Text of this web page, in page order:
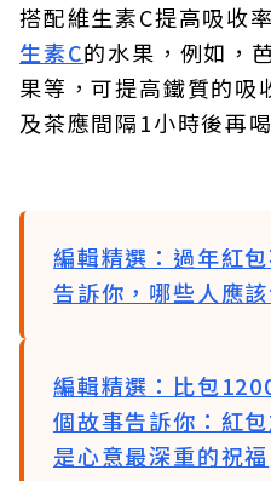
搭配維生素C提高吸收
生素C的水果，例如，
果等，可提高鐵質的吸
及茶應間隔1小時後再
編輯精選：過年紅
告訴你，哪些人應
編輯精選：比包
個故事告訴你：紅
是心意最深重的祝福